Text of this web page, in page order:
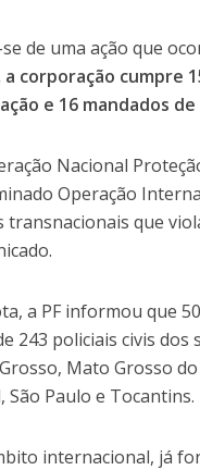
de uma ação que
a corporação cumpre
e 16 mandados
Nacional
Operação
transnacionais que
a PF informou que
243 policiais civis
Mato Grosso
São Paulo e Tocantins.
internacional, já